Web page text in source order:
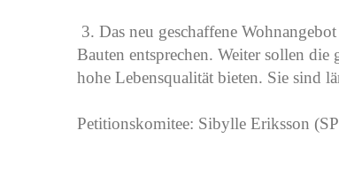
3. Das neu geschaffene
Bauten entsprechen. Weiter sollen
hohe Lebensqualität bieten. Sie sind
Petitionskomitee: Sibylle Eriksson